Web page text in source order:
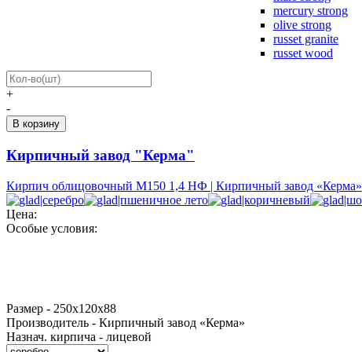
mercury strong
olive strong
russet granite
russet wood
+
-
Кирпичный завод "Керма"
Кирпич облицовочный М150 1,4 НФ | Кирпичный завод «Керма»
Цена:
Особые условия:
Размер - 250х120х88
Производитель - Кирпичный завод «Керма»
Назнач. кирпича - лицевой